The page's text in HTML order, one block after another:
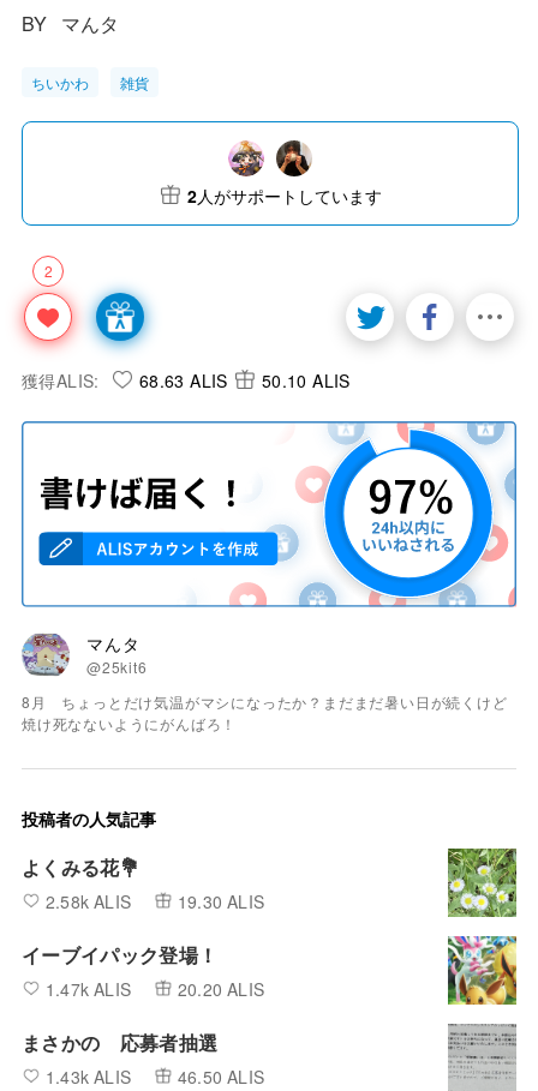
BY マんタ
ちいかわ 雑貨
2
2人がサポートしています
獲得ALIS: 68.63 ALIS 50.10 ALIS
マんタ
@25kit6
8月 ちょっとだけ気温がマシになったか？まだまだ暑い日が続くけど
焼け死なないようにがんばろ！
投稿者の人気記事
よくみる花💐
2.58k ALIS 19.30 ALIS
イーブイパック登場！
1.47k ALIS 20.20 ALIS
まさかの 応募者抽選
1.43k ALIS 46.50 ALIS